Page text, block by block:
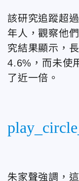
該研究追蹤超
年人，觀察他
究結果顯示，
4.6%，而未使
了近一倍。
朱家聲強調，